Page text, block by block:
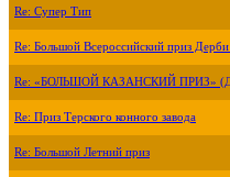
Re: Супер Тип
Re: Большой Всероссийский приз
Re: «БОЛЬШОЙ КАЗАНСКИЙ ПРИЗ»
Re: Приз Терского конного завода
Re: Большой Летний приз